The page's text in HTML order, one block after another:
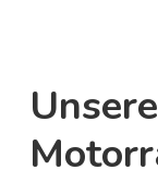
Unsere